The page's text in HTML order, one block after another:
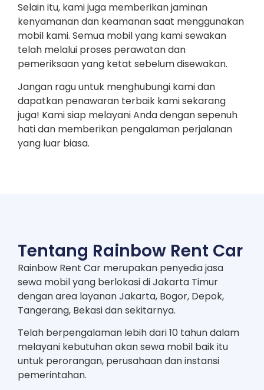
Selain itu, kami juga memberikan jaminan
kenyamanan dan keamanan saat menggunakan
mobil kami. Semua mobil yang kami sewakan
telah melalui proses perawatan dan
pemeriksaan yang ketat sebelum disewakan.
Jangan ragu untuk menghubungi kami dan
dapatkan penawaran terbaik kami sekarang
juga! Kami siap melayani Anda dengan sepenuh
hati dan memberikan pengalaman perjalanan
yang luar biasa.
Tentang Rainbow Rent Car
Rainbow Rent Car merupakan penyedia jasa
sewa mobil yang berlokasi di Jakarta Timur
dengan area layanan Jakarta, Bogor, Depok,
Tangerang, Bekasi dan sekitarnya.
Telah berpengalaman lebih dari 10 tahun dalam
melayani kebutuhan akan sewa mobil baik itu
untuk perorangan, perusahaan dan instansi
pemerintahan.